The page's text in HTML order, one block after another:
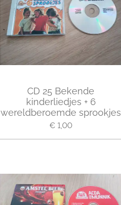
CD 25 Bekende
kinderliedjes + 6
wereldberoemde sprookjes
€ 1,00